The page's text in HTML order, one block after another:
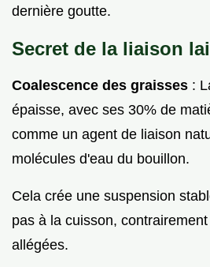
dernière goutte.
Secret de la liaison
Coalescence des graisses :
épaisse, avec ses 30% de
comme un agent de liaison
molécules d'eau du bouillon.
Cela crée une suspension
pas à la cuisson,
allégées.